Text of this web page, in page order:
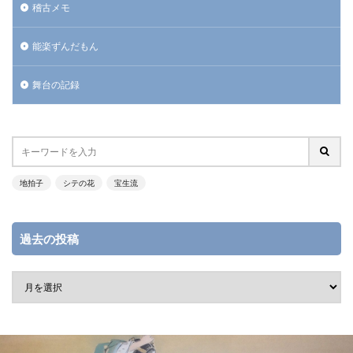
稽古メモ
能楽ずんだもん
舞台の記録
地拍子 シテの花 宝生流
過去の投稿